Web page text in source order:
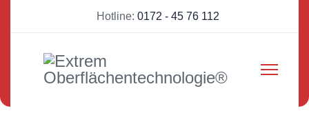
Hotline: 0172 - 45 76 112